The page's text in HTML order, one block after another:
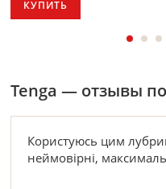
КУПИТЬ
Tenga — отзывы
Користуюсь цим
неймовірні,